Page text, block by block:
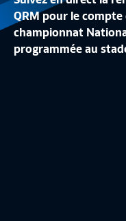
QRM pour le compte
championnat
programmée au
octobre à 19h30.